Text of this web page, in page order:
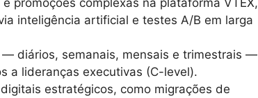
promoções complexas na plataforma VTEX,
inteligência artificial e testes A/B em larga
diários, semanais, mensais e trimestrais —
a lideranças executivas (C-level).
estratégicos, como migrações de